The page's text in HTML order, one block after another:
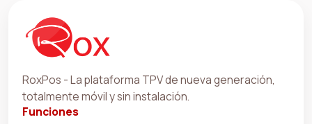
RoxPos - La plataforma TPV de nueva generación,
totalmente móvil y sin instalación.
Funciones